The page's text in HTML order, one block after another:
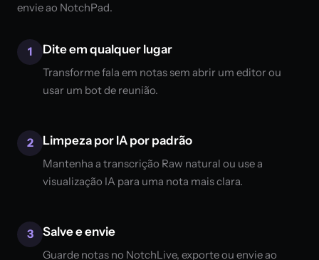
envie ao NotchPad.
1 Dite em qualquer lugar
Transforme fala em notas sem abrir um editor ou
usar um bot de reunião.
2 Limpeza por IA por padrão
Mantenha a transcrição Raw natural ou use a
visualização IA para uma nota mais clara.
3 Salve e envie
Guarde notas no NotchLive, exporte ou envie ao